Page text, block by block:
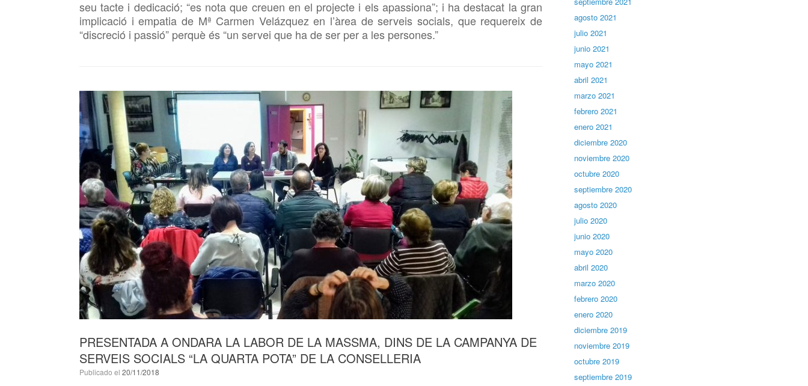
seu tacte i dedicació; “es nota que creuen en el projecte i els apassiona”; i ha destacat la gran
implicació i empatia de Mª Carmen Velázquez en l’àrea de serveis socials, que requereix de
“discreció i passió” perquè és “un servei que ha de ser per a les persones.”
PRESENTADA A ONDARA LA LABOR DE LA MASSMA, DINS DE LA CAMPANYA DE
SERVEIS SOCIALS “LA QUARTA POTA” DE LA CONSELLERIA
Publicado el 20/11/2018
agosto 2021
julio 2021
junio 2021
mayo 2021
abril 2021
marzo 2021
febrero 2021
enero 2021
diciembre 2020
noviembre 2020
octubre 2020
septiembre 2020
agosto 2020
julio 2020
junio 2020
mayo 2020
abril 2020
marzo 2020
febrero 2020
enero 2020
diciembre 2019
noviembre 2019
octubre 2019
septiembre 2019